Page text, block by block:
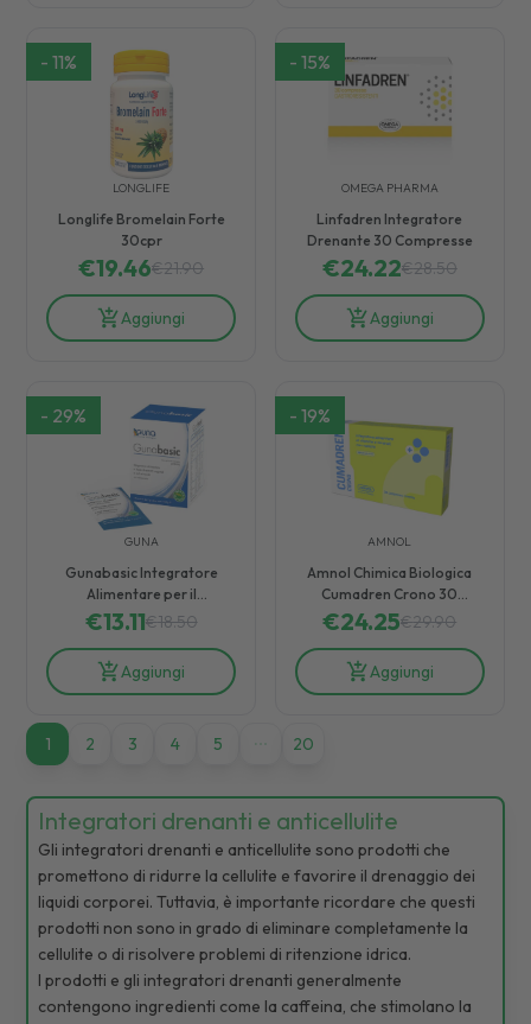
-11%
LONGLIFE
Longlife Bromelain Forte
30cpr
€19.46€21.90
Aggiungi
- 15%
OMEGA PHARMA
Linfadren Integratore
Drenante 30 Compresse
€24.22€28.50
Aggiungi
- 29%
GUNA
Gunabasic Integratore
Alimentare per il
Metabolismo Acido-Base 15
€13.11€18.50
Aggiungi
- 19%
AMNOL
Amnol Chimica Biologica
Cumadren Crono 30
Compresse
€24.25€29.90
Aggiungi
11 2 3 4 5 20
Integratori drenanti e anticellulite
Gli integratori drenanti e anticellulite sono prodotti che
promettono di ridurre la cellulite e favorire il drenaggio dei
liquidi corporei. Tuttavia, è importante ricordare che questi
prodotti non sono in grado di eliminare completamente la
cellulite o di risolvere problemi di ritenzione idrica.
I prodotti e gli integratori drenanti generalmente
contengono ingredienti come la caffeina, che stimolano la